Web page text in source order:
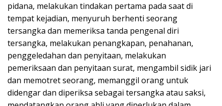
pidana, melakukan tindakan pertama pada saat di
tempat kejadian, menyuruh berhenti seorang
tersangka dan memeriksa tanda pengenal diri
tersangka, melakukan penangkapan, penahanan,
penggeledahan dan penyitaan, melakukan
pemeriksaan dan penyitaan surat, mengambil sidik jari
dan memotret seorang, memanggil orang untuk
didengar dan diperiksa sebagai tersangka atau saksi,